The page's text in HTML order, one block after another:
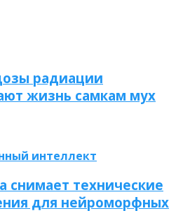
радиации
жизнь самкам мух
интеллект
снимает технические
для нейроморфных